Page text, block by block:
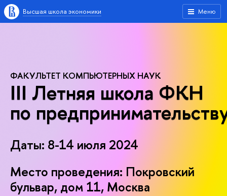
Меню
Высшая школа экономики
ФАКУЛЬТЕТ КОМПЬЮТЕРНЫХ НАУК
III Летняя школа ФКН
по
Даты: 8-14 июля 2024
Место проведения: Покровский
бульвар, дом 11, Москва